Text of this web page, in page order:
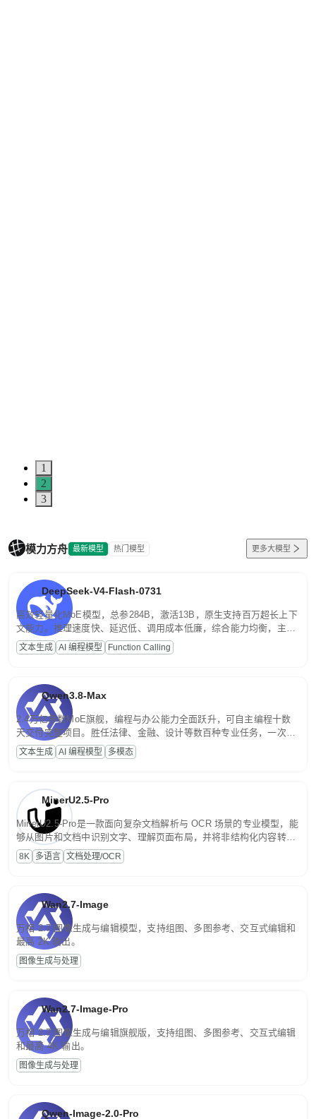
1
2
3
模力方舟 最新模型 热门模型 更多大模型
DeepSeek-V4-Flash-0731
高效轻量化MoE模型，总参284B，激活13B，原生支持百万超长上下
文能力。推理速度快、延迟低、调用成本低廉，综合能力均衡，主打
高并发、轻量化任务，适合日常对话、内容创作、基础 RAG、批量
文案处理等普惠刚需场景。
文本生成 AI 编程模型 Function Calling
Qwen3.8-Max
2.4万亿参数MoE旗舰，编程与办公能力全面跃升，可自主编程十数
天交付完整项目。胜任法律、金融、设计等数百种专业任务，一次对
话端到端交付生产级成果。原生视觉理解贯穿规划、执行与验证全流
程，支持超长文档与长视频的深度语义解析。长程任务中自主规划与
文本生成 AI 编程模型 多模态
MinerU2.5-Pro
MinerU2.5-Pro是一款面向复杂文档解析与 OCR 场景的专业模型，能
够从图片和文档中识别文字、理解页面布局，并将非结构化内容转换
为便于存储、检索和二次处理的结构化结果。
8K 多语言 文档处理/OCR
Wan2.7-Image
万相 2.7 图像生成与编辑模型，支持组图、多图参考、交互式编辑和
最高 2K 输出。
图像生成与处理
Wan2.7-Image-Pro
万相 2.7 图像生成与编辑旗舰版，支持组图、多图参考、交互式编辑
和最高 4K 输出。
图像生成与处理
Qwen-Image-2.0-Pro